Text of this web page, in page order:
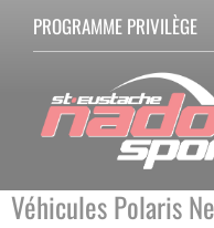
PROGRAMME PRIVILÈGE
Véhicules Polaris